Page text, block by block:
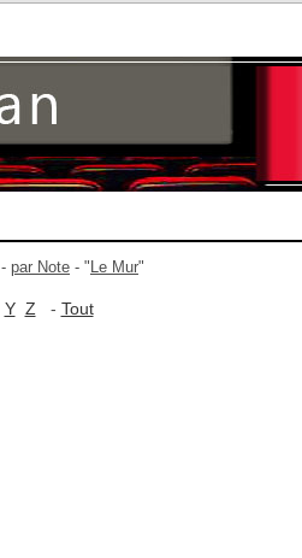
- par Note - " Le Mur"
Y Z - Tout